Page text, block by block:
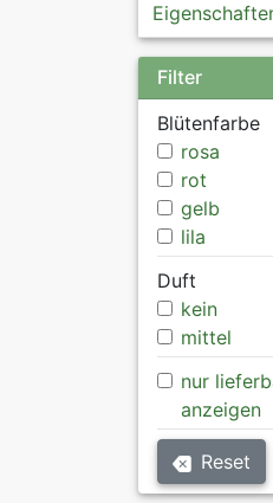
Filter
Blütenfarbe
rosa
rot
gelb
lila
Duft
kein
mittel
nur
anzeigen
Reset